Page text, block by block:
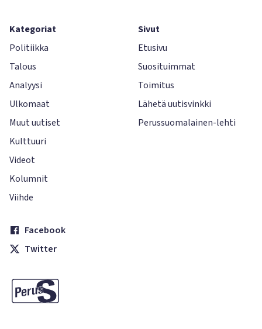
Kategoriat
Politiikka
Talous
Analyysi
Ulkomaat
Muut uutiset
Kulttuuri
Videot
Kolumnit
Viihde
Sivut
Etusivu
Suosituimmat
Toimitus
Lähetä uutisvinkki
Perussuomalainen-lehti
Facebook
Twitter